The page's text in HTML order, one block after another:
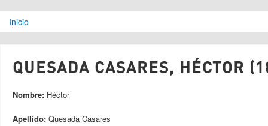
Se encuentra usted aquí
Inicio
QUESADA CASARES, HÉCTOR
Nombre: Héctor
Apellido: Quesada Casares